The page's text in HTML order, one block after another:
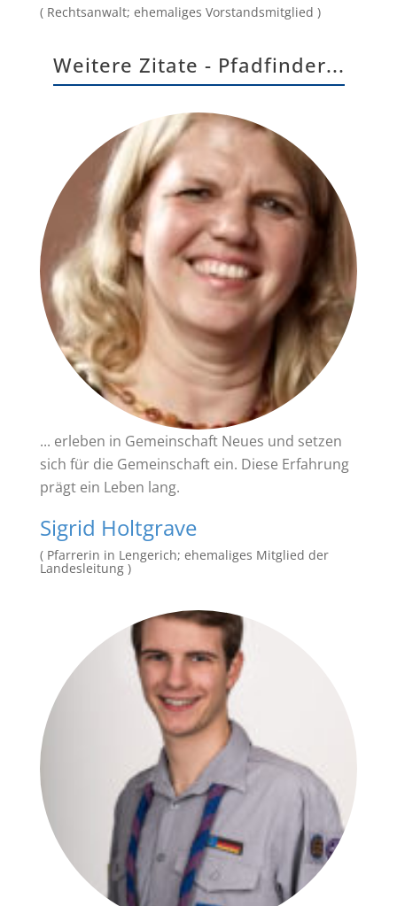
( Rechtsanwalt; ehemaliges Vorstandsmitglied )
Weitere Zitate - Pfadfinder...
... erleben in Gemeinschaft Neues und setzen
sich für die Gemeinschaft ein. Diese Erfahrung
prägt ein Leben lang.
Sigrid Holtgrave
( Pfarrerin in Lengerich; ehemaliges Mitglied der
Landesleitung )